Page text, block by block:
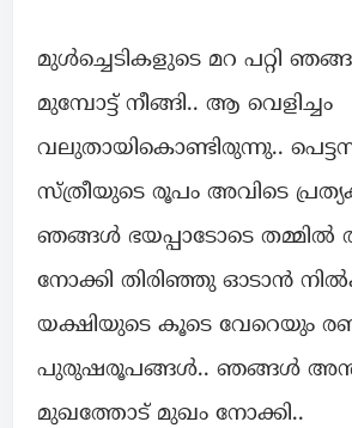
മുൾച്ചെടികളുടെ മറ പറ്റി
മുമ്പോട്ട് നീങ്ങി.. ആ വെളിച്ചം
വലുതായികൊണ്ടിരുന്നു..
സ്ത്രീയുടെ രൂപം അവിടെ
ഞങ്ങൾ ഭയപ്പാടോടെ തമ്മിൽ
നോക്കി തിരിഞ്ഞു ഓടാൻ
യക്ഷിയുടെ കൂടെ വേറെയും
പുരുഷരൂപങ്ങൾ.. ഞങ്ങൾ അന്തം
മുഖത്തോട് മുഖം നോക്കി..